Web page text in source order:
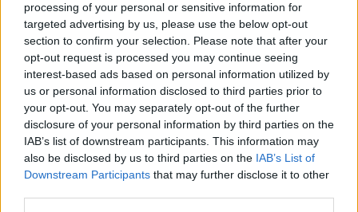
processing of your personal or sensitive information for
targeted advertising by us, please use the below opt-out
section to confirm your selection. Please note that after your
opt-out request is processed you may continue seeing
interest-based ads based on personal information utilized by
us or personal information disclosed to third parties prior to
your opt-out. You may separately opt-out of the further
disclosure of your personal information by third parties on the
IAB’s list of downstream participants. This information may
also be disclosed by us to third parties on the IAB’s List of
Downstream Participants that may further disclose it to other
Követem
#BELFÖLD # ORSZÁGGYŰLÉS #KORMÁNY
TÖRVÉNY #JOGSZABÁLY #PROGRAM #2024
#TAVASZ # EURÓPAI MINIMÁLBÉR
#SVÉD NATO-CSATLAKOZÁS